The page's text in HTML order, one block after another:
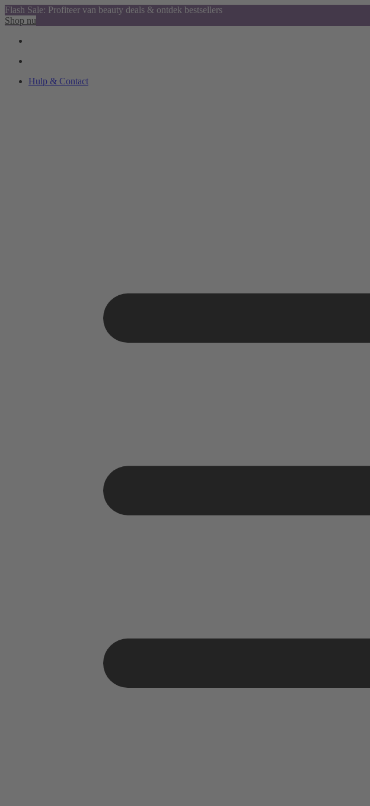
Flash Sale: Profiteer van beauty deals & ontdek bestsellers
Shop nu
Hulp & Contact